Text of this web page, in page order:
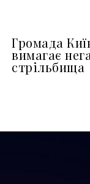
Громада
вимагає
стрільбища